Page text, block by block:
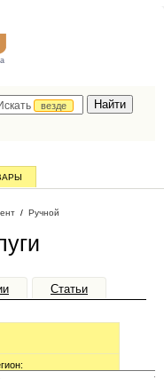
везде
/ Ручной
Статьи